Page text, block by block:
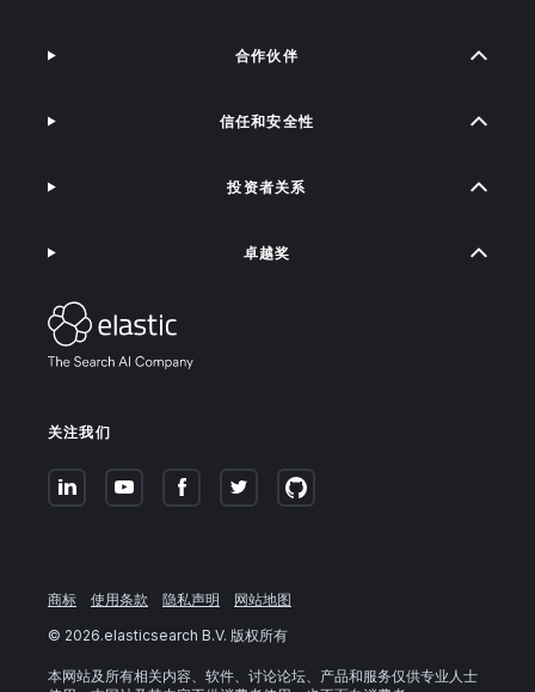
关注我们
合作伙伴
信任和安全性
投资者关系
卓越奖
商标 使用条款 隐私声明
网站地图
© 2026.elasticsearch B.V. 版权所有
本网站及所有相关内容、软件、讨论论坛、产品和服务仅供专业人士